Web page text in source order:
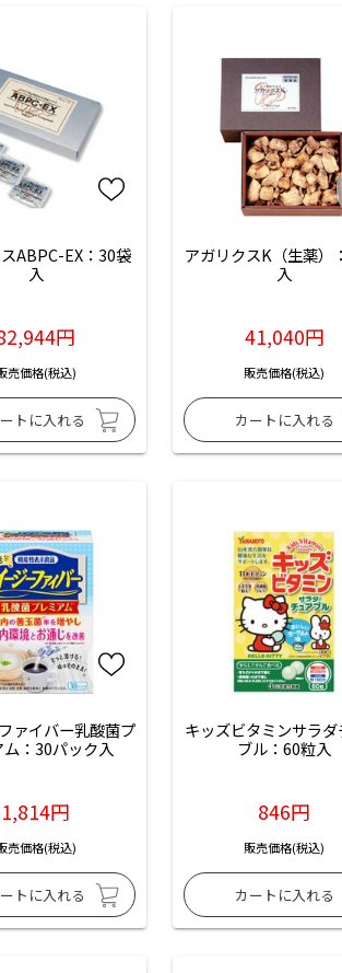
ABPC-EX：30袋
入
円
売価格(税込)
アガリクスK（生薬）
入
41,040円
販売価格(税込)
ァイバー乳酸菌プ
：30パック入
1,814円
売価格(税込)
キッズビタミンサラダ
ブル：60粒入
846円
販売価格(税込)